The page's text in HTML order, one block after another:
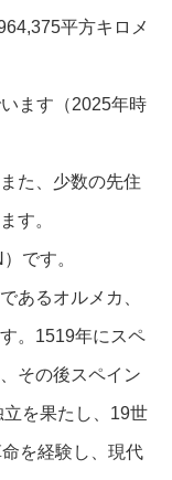
平方キロメ
ます（2025年時
た、少数の先住
す。
です。
あるオルメカ、
。1519年にスペ
その後スペイン
を果たし、19世
を経験し、現代